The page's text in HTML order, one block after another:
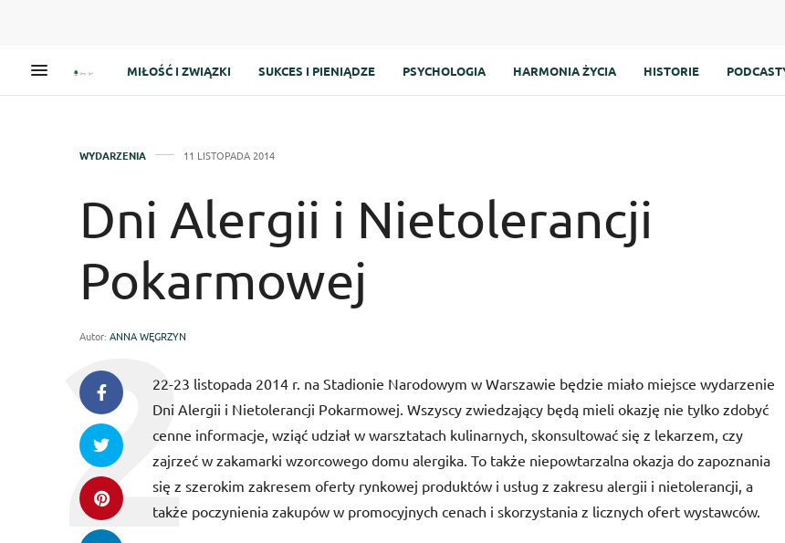
MIŁOŚĆ I ZWIĄZKI SUKCES I PIENIĄDZE PSYCHOLOGIA HARMONIA ŻYCIA HISTORIE
WYDARZENIA 11 LISTOPADA 2014
Dni Alergii i Nietolerancji
Pokarmowej
Autor: ANNA WĘGRZYN
22-23 listopada 2014 r. na Stadionie Narodowym w Warszawie będzie miało miejsce wydarzenie
Dni Alergii i Nietolerancji Pokarmowej. Wszyscy zwiedzający będą mieli okazję nie tylko zdobyć
cenne informacje, wziąć udział w warsztatach kulinarnych, skonsultować się z lekarzem, czy
zajrzeć w zakamarki wzorcowego domu alergika. To także niepowtarzalna okazja do zapoznania
się z szerokim zakresem oferty rynkowej produktów i usług z zakresu alergii i nietolerancji, a
także poczynienia zakupów w promocyjnych cenach i skorzystania z licznych ofert wystawców.